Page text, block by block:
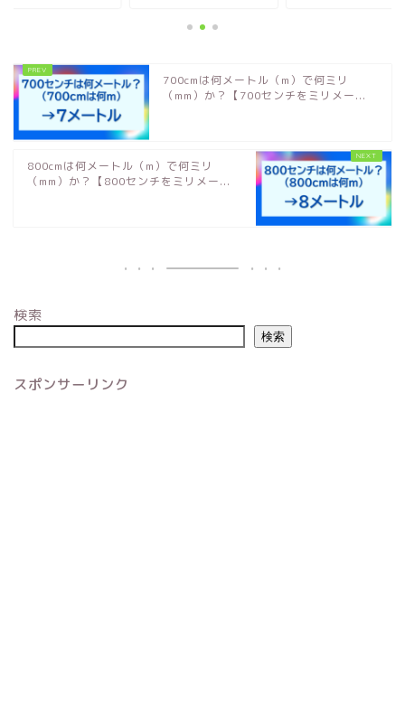
700cmは何メートル（m）で何ミリ
（mm）か？【700センチをミリメー...
800cmは何メートル（m）で何ミリ
（mm）か？【800センチをミリメー...
検索
検索
スポンサーリンク